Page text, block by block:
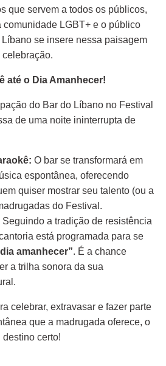
que servem a todos os públicos,
comunidade LGBT+ e o público
se insere nessa paisagem
até o Dia Amanhecer!
do Bar do Líbano no Festival
de uma noite ininterrupta de
O bar se transformará em
espontânea, oferecendo
quiser mostrar seu talento (ou a
do Festival.
Seguindo a tradição de resistência
está programada para se
amanhecer”. É a chance
a trilha sonora da sua
celebrar, extravasar e fazer parte
que a madrugada oferece, o
destino certo!